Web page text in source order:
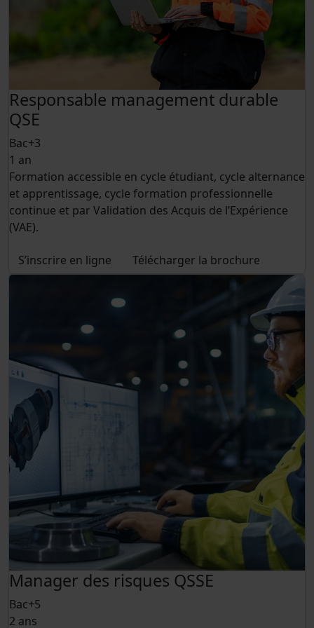
Responsable management durable
QSE
Bac+3
1 an
Formation accessible en cycle étudiant, cycle alternance
et apprentissage, cycle formation professionnelle
continue et par Validation des Acquis de l’Expérience
(VAE).
S’inscrire en ligne Télécharger la brochure
Manager des risques QSSE
Bac+5
2 ans